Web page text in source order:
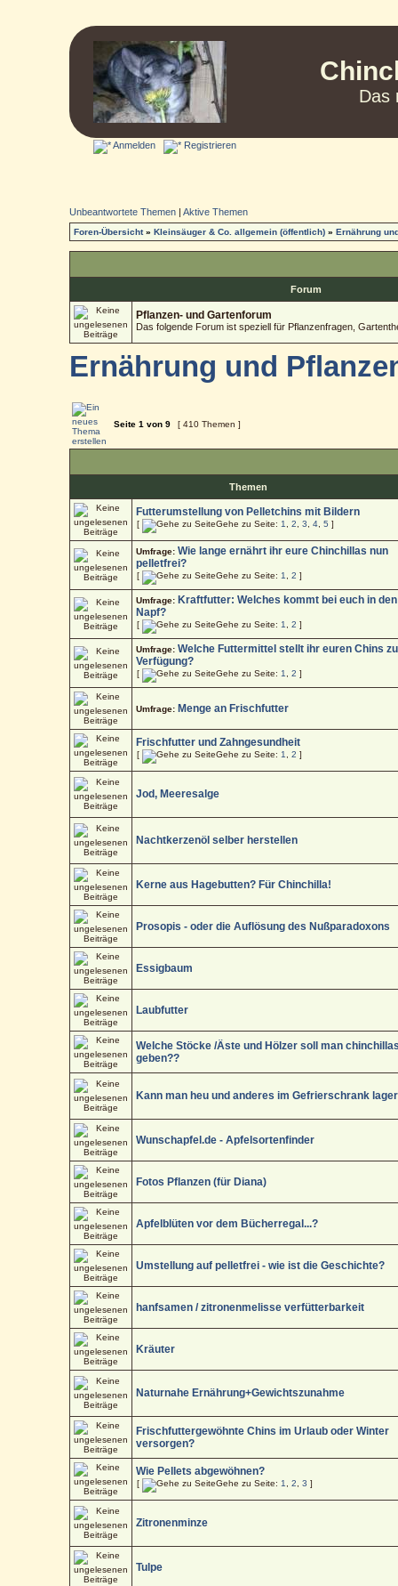
Das
Anmelden Registrieren
Unbeantwortete Themen |Aktive Themen
Foren-Übersicht»Kleinsäuger & Co. allgemein (öffentlich) »Ernährung
Forum
Pflanzen- und Gartenforum
Das folgende Forum ist speziell für Pflanzenfragen,
Ernährung und
Seite1 von9 [ 410 Themen ]
Themen
Futterumstellung von Pelletchins mit Bildern
[ Gehe zu Seite: 1 ,2 ,3 ,4 ,5 ]
Umfrage:Wie lange ernährt ihr eure Chinchillas nun
pelletfrei?
[ Gehe zu Seite: 1 ,2 ]
Umfrage: Kraftfutter: Welches kommt bei euch in den
Napf?
[ Gehe zu Seite: 1 ,2 ]
Umfrage:Welche Futtermittel stellt ihr euren Chins
Verfügung?
[ Gehe zu Seite: 1 ,2 ]
Umfrage: Menge an Frischfutter
Frischfutter und Zahngesundheit
[ Gehe zu Seite: 1 ,2 ]
Jod, Meeresalge
Nachtkerzenöl selber herstellen
Kerne aus Hagebutten? Für Chinchilla!
Prosopis - oder die Auflösung des Nußparadoxons
Essigbaum
Laubfutter
Welche Stöcke /Äste und Hölzer soll man
geben??
Kann man heu und anderes im Gefrierschrank
Wunschapfel.de - Apfelsortenfinder
Fotos Pflanzen (für Diana)
Apfelblüten vor dem Bücherregal...?
Umstellung auf pelletfrei - wie ist die Geschichte?
hanfsamen / zitronenmelisse verfütterbarkeit
Kräuter
Naturnahe Ernährung+Gewichtszunahme
Frischfuttergewöhnte Chins im Urlaub oder Winter
versorgen?
Wie Pellets abgewöhnen?
[ Gehe zu Seite: 1 ,2 ,3 ]
Zitronenminze
Tulpe